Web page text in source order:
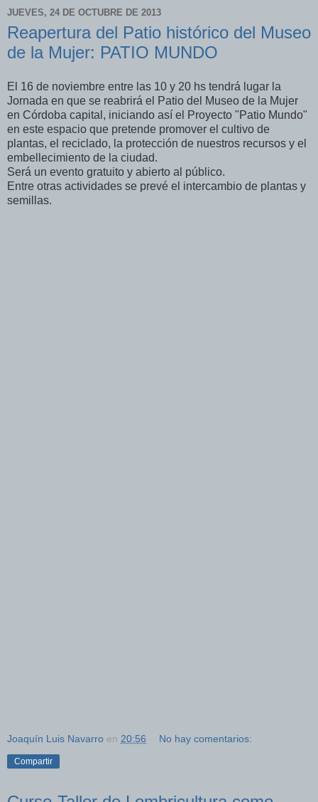
JUEVES, 24 DE OCTUBRE DE 2013
Reapertura del Patio histórico del Museo
de la Mujer: PATIO MUNDO
El 16 de noviembre entre las 10 y 20 hs tendrá lugar la
Jornada en que se reabrirá el Patio del Museo de la Mujer
en Córdoba capital, iniciando así el Proyecto "Patio Mundo"
en este espacio que pretende promover el cultivo de
plantas, el reciclado, la protección de nuestros recursos y el
embellecimiento de la ciudad.
Será un evento gratuito y abierto al público.
Entre otras actividades se prevé el intercambio de plantas y
semillas.
Joaquín Luis Navarro en 20:56 No hay comentarios:
Compartir